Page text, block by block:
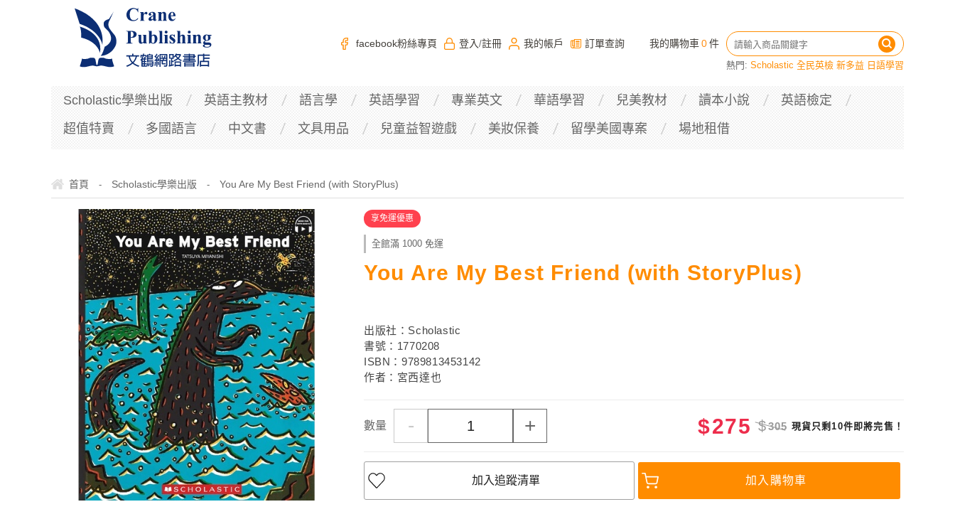
facebook粉絲專頁 登入 /註冊 我的帳戶 訂單查詢 我的購物車 0件
熱門: Scholastic 全民英檢 新多益 日語學習
Scholastic學樂出版 英語主教材 語言學 英語學習 專業英文 華語學習 兒美教材 讀本小說
英語檢定
超值特賣
多國語言 中文書 文具用品 兒童益智遊戲 美妝保養 留學美國專案 場地租借
首頁 - Scholastic學樂出版 - You Are My Best Friend (with StoryPlus)
享免運優惠
全館滿 1000 免運
You Are My Best Friend (with StoryPlus)
出版社：Scholastic
書號：1770208
ISBN：9789813453142
作者：宮西達也
數量 - + $275 $305 現貨只剩10件即將完售！
加入追蹤清單 加入購物車